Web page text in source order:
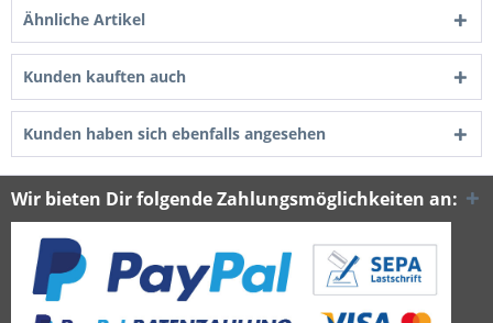
Ähnliche Artikel
Kunden kauften auch
Kunden haben sich ebenfalls angesehen
Wir bieten Dir folgende Zahlungsmöglichkeiten an: